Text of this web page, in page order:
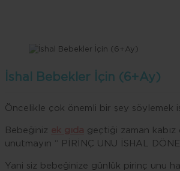
İshal Bebekler İçin (6+Ay)
Öncelikle çok önemli bir şey söylemek
Bebeğiniz
geçtiği zaman kabız
unutmayın “ PİRİNÇ UNU İSHAL
Yani siz bebeğinize günlük pirinç unu